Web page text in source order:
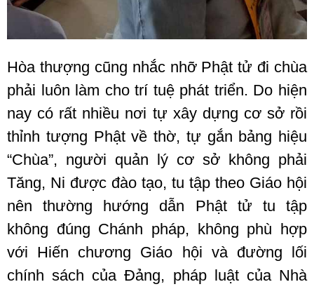
Hòa thượng cũng nhắc nhỡ Phật tử đi chùa
phải luôn làm cho trí tuệ phát triển. Do hiện
nay có rất nhiều nơi tự xây dựng cơ sở rồi
thỉnh tượng Phật về thờ, tự gắn bảng hiệu
“Chùa”, người quản lý cơ sở không phải
Tăng, Ni được đào tạo, tu tập theo Giáo hội
nên thường hướng dẫn Phật tử tu tập
không đúng Chánh pháp, không phù hợp
với Hiến chương Giáo hội và đường lối
chính sách của Đảng, pháp luật của Nhà